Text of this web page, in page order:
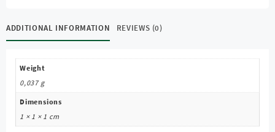
ADDITIONAL INFORMATION REVIEWS (0)
Weight
0,037 g
Dimensions
1 × 1 × 1 cm